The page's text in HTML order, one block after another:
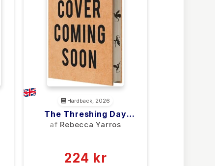
Hardback, 2026
The Threshing Day
(Wing And Claw
af Rebecca Yarros
224 kr